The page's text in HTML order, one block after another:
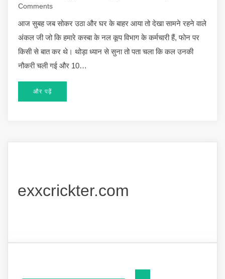
Comments
आज सुबह जब सोकर उठा और घर के बाहर आया तो देखा सामने रहने वाले
अंकल जी जो कि हमारे कस्बा के नल कूप विभाग के कर्मचारी हैं, फोन पर
किसी से बात कर थे। थोड़ा ध्यान से सुना तो पता चला कि कल उनकी
नौकरी चली गई और 10…
और पढ़ें
exxcrickter.com